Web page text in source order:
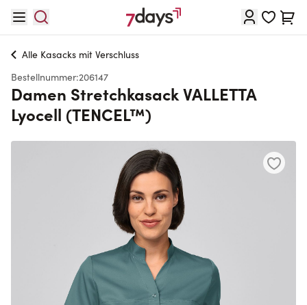
Alle Kasacks mit Verschluss
Bestellnummer:206147
Damen Stretchkasack VALLETTA
Lyocell (TENCEL™)